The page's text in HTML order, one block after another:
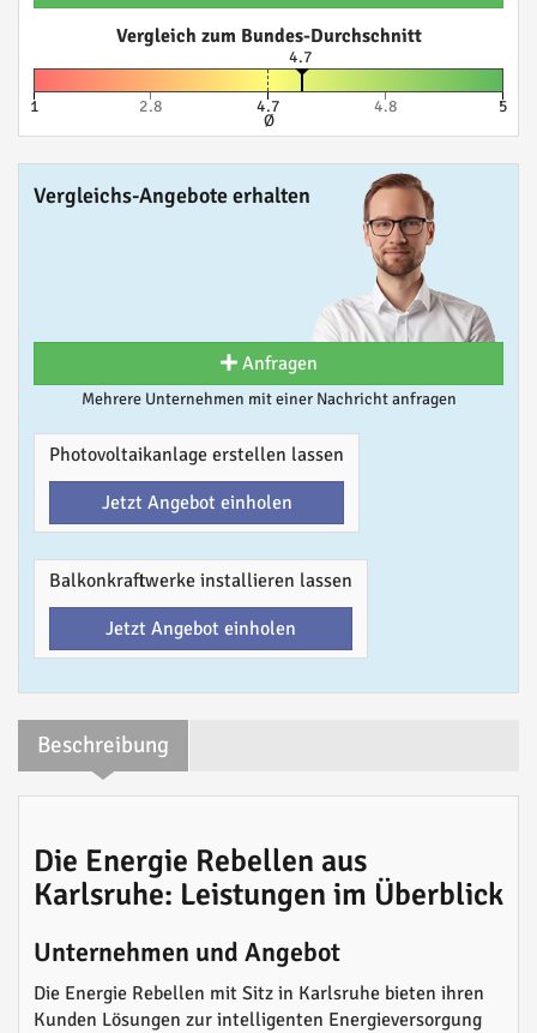
Vergleich zum Bundes-Durchschnitt
4.7
1 2.8 4.7
Ø
4.8 5
Vergleichs-Angebote erhalten
Anfragen
Mehrere Unternehmen mit einer Nachricht anfragen
Photovoltaikanlage erstellen lassen
Jetzt Angebot einholen
Balkonkraftwerke installieren lassen
Jetzt Angebot einholen
Beschreibung
Die Energie Rebellen aus
Karlsruhe: Leistungen im Überblick
Unternehmen und Angebot
Die Energie Rebellen mit Sitz in Karlsruhe bieten ihren
Kunden Lösungen zur intelligenten Energieversorgung